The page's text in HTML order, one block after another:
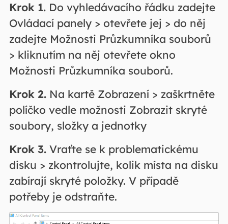
Krok 1.Do vyhledávacího řádku zadejte
Ovládací panely > otevřete jej > do něj
zadejte Možnosti Průzkumníka souborů
> kliknutím na něj otevřete okno
Možnosti Průzkumníka souborů.
Krok 2.Na kartě Zobrazení > zaškrtněte
políčko vedle možnosti Zobrazit skryté
soubory, složky a jednotky
Krok 3.Vraťte se k problematickému
disku > zkontrolujte, kolik místa na disku
zabírají skryté položky. V případě
potřeby je odstraňte.